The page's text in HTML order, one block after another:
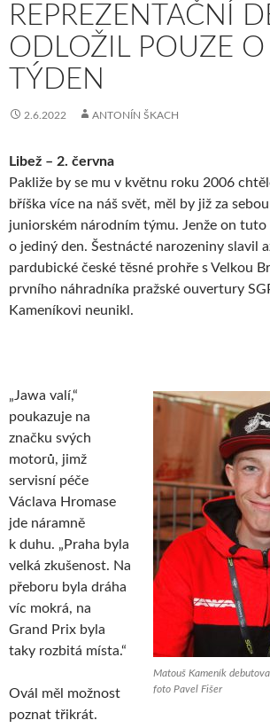
REPREZENTAČNÍ
ODLOŽIL POUZE O
TÝDEN
2.6.2022 ANTONÍN ŠKACH
Libež – 2. června
Pakliže by se mu v květnu roku 2006
bříška více na náš svět, měl by již za
juniorském národním týmu. Jenže on
o jediný den. Šestnácté narozeniny slavil
pardubické české těsné prohře s Velkou
prvního náhradníka pražské ouvertury
Kameníkovi neunikl.
Matouš Kameník
foto Pavel Fišer
„Jawa valí,“
poukazuje na
značku svých
motorů, jimž
servisní péče
Václava Hromase
jde náramně
k duhu. „Praha byla
velká zkušenost. Na
přeboru byla dráha
víc mokrá, na
Grand Prix byla
taky rozbitá místa.“
Ovál měl možnost
poznat třikrát.